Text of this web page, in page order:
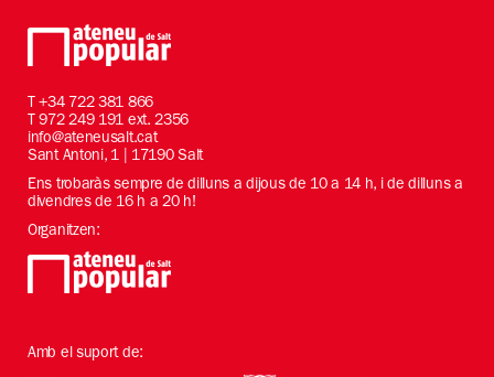
T+34 722 381 866
T 972 249 191 ext. 2356
info@ateneusalt.cat
Sant Antoni, 1 | 17190 Salt
Ens trobaràs sempre de dilluns a dijous de 10 a 14 h, i de dilluns a
divendres de 16 h a 20 h!
Organitzen:
Amb el suport de: